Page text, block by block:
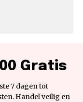
Gratis
7 dagen tot
Handel veilig en